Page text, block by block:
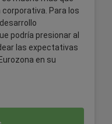
Para los
podría presionar al
las expectativas
en su